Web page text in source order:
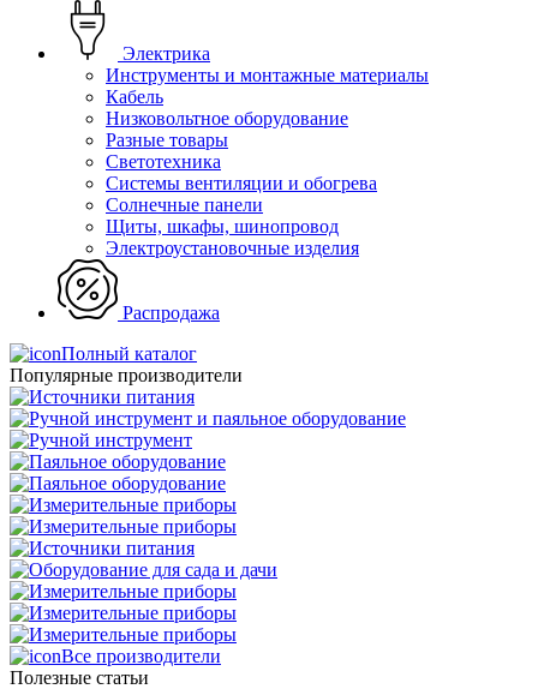
Электрика
Инструменты и монтажные материалы
Кабель
Низковольтное оборудование
Разные товары
Светотехника
Системы вентиляции и обогрева
Солнечные панели
Щиты, шкафы, шинопровод
Электроустановочные изделия
Распродажа
Полный каталог
Популярные производители
Все производители
Полезные статьи